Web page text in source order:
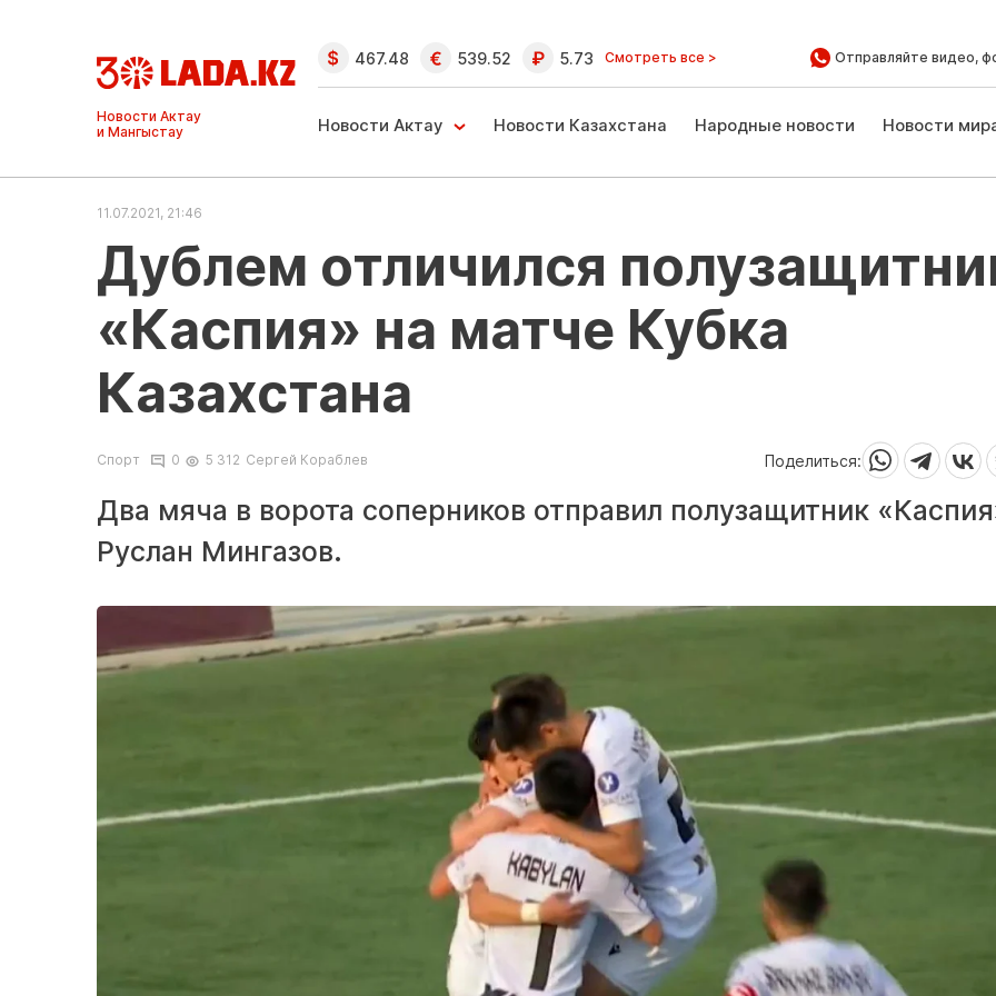
Ақтау және
Манғыстау
жаңалықтары
467.48 539.52 5.73 Смотреть все > Отправляйте видео,
Новости Актау Новости Казахстана Народные новости Новости
11.07.2021, 21:46
Дублем отличился
«Каспия» на матче Кубка
Казахстана
Спорт 0 5 312 Сергей Кораблев Поделиться:
Два мяча в ворота соперников отправил полузащитник
Руслан Мингазов.